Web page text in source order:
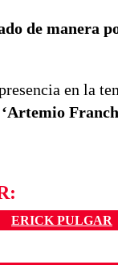
de manera
en la
ERICK PULGAR